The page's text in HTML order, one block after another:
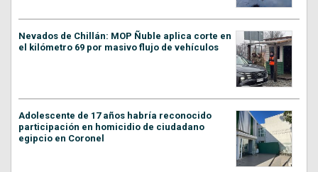
Nevados de Chillán: MOP Ñuble aplica corte en
el kilómetro 69 por masivo flujo de vehículos
Adolescente de 17 años habría reconocido
participación en homicidio de ciudadano
egipcio en Coronel